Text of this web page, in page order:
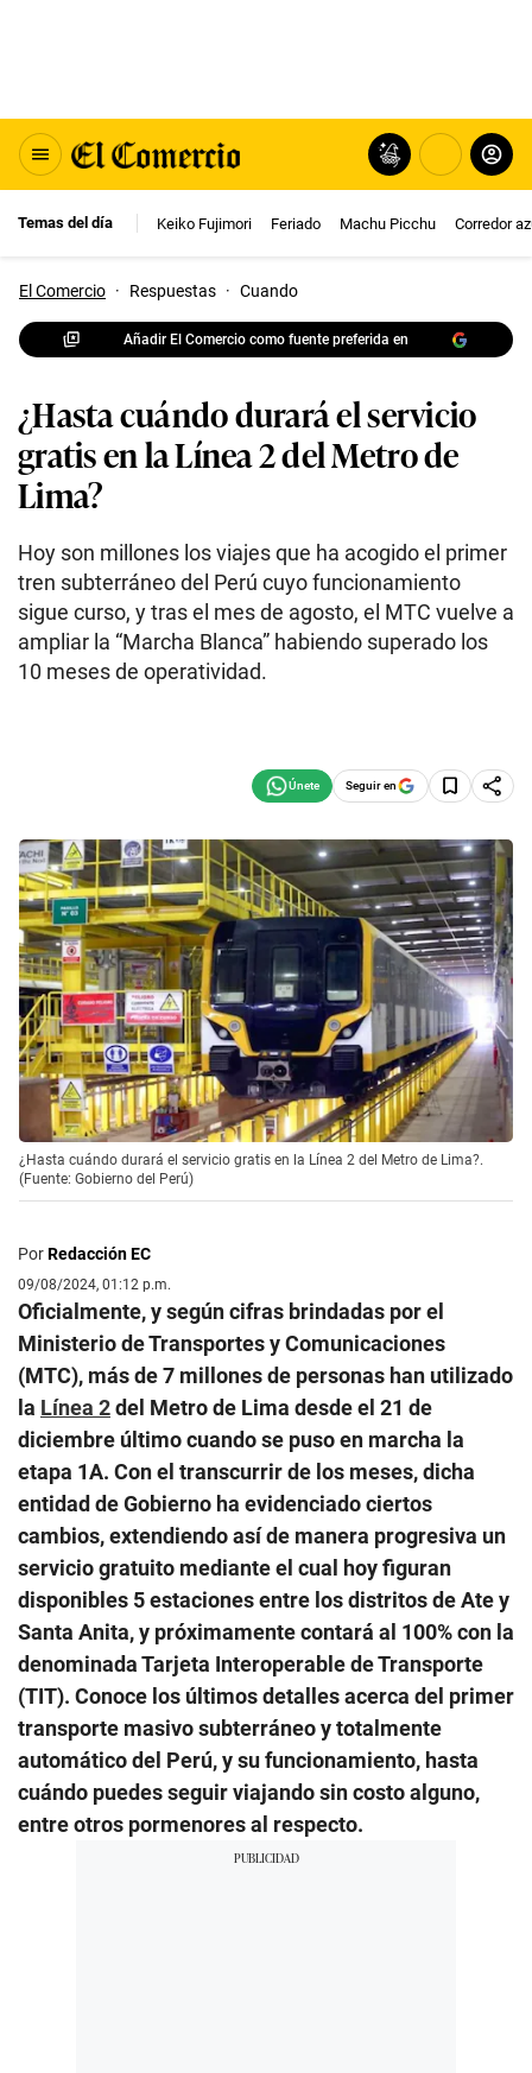
Temas del día Keiko Fujimori Feriado Machu Picchu Corredor
El Comercio · Respuestas · Cuando
Añadir El Comercio como fuente preferida en
¿Hasta cuándo durará el servicio
gratis en la Línea 2 del Metro de
Lima?
Hoy son millones los viajes que ha acogido el primer
tren subterráneo del Perú cuyo funcionamiento
sigue curso, y tras el mes de agosto, el MTC vuelve a
ampliar la “Marcha Blanca” habiendo superado los
10 meses de operatividad.
Seguir en
¿Hasta cuándo durará el servicio gratis en la Línea 2 del Metro de Lima?.
(Fuente: Gobierno del Perú)
PorRedacción EC
09/08/2024, 01:12 p.m.
Oficialmente, y según cifras brindadas por el
Ministerio de Transportes y Comunicaciones
(MTC), más de 7 millones de personas han utilizado
la Línea 2del Metro de Lima desde el 21 de
diciembre último cuando se puso en marcha la
etapa 1A. Con el transcurrir de los meses, dicha
entidad de Gobierno ha evidenciado ciertos
cambios, extendiendo así de manera progresiva un
servicio gratuito mediante el cual hoy figuran
disponibles 5 estaciones entre los distritos de Ate y
Santa Anita, y próximamente contará al 100% con la
denominada Tarjeta Interoperable de Transporte
(TIT). Conoce los últimos detalles acerca del primer
transporte masivo subterráneo y totalmente
automático del Perú, y su funcionamiento, hasta
cuándo puedes seguir viajando sin costo alguno,
entre otros pormenores al respecto.